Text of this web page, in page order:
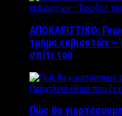
ΑΠΟΚΛΕΙΣΤΙΚΟ:
τμήμα εκβιαστών –
σπίτι του
Πώς θα